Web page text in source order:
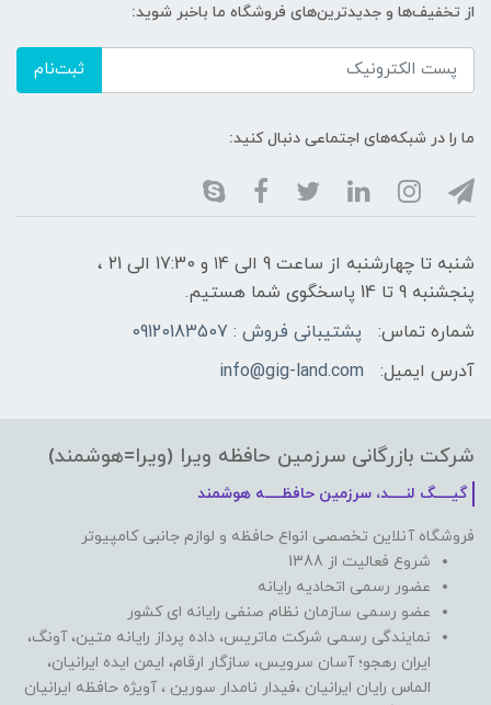
از تخفیف‌ها و جدیدترین‌های فروشگاه ما باخبر شوید:
ثبت‌نام
ما را در شبکه‌های اجتماعی دنبال کنید:
شنبه تا چهارشنبه از ساعت 9 الی ۱4 و 17:30 الی ۲1 ،
پنجشنبه 9 تا 14 پاسخگوی شما هستیم.
شماره تماس:
پشتیبانی فروش : 09120183507
آدرس ایمیل:
info@gig-land.com
شرکت بازرگانی سرزمین حافظه ویرا (ویرا=هوشمند)
گیـــــگ لنـــــد، سرزمین حافظـــــه هوشمند
فروشگاه آنلاین تخصصی انواع حافظه و لوازم جانبی کامپیوتر
شروع فعالیت از 1388
عضور رسمی اتحادیه رایانه
عضو رسمی سازمان نظام صنفی رایانه ای کشور
نمایندگی رسمی شرکت ماتریس، داده پرداز رایانه متین، آونگ،
ایران رهجو؛ آسان سرویس، سازگار ارقام، ایمن ایده ایرانیان،
الماس رایان ایرانیان ،فیدار نامدار سورین ، آویژه حافظه ایرانیان